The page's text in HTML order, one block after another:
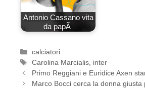
Antonio Cassano vita
da papÃ
Categorie
calciatori
Tag
Carolina Marcialis, inter
Primo Reggiani e Euridice Axen
Marco Bocci cerca la donna giusta